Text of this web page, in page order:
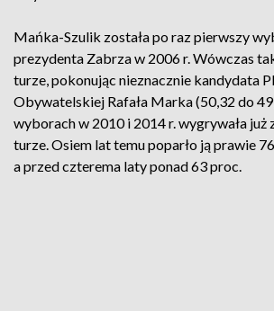
Mańka-Szulik została po raz pierwszy
prezydenta Zabrza w 2006 r. Wówczas
turze, pokonując nieznacznie kandydata
Obywatelskiej Rafała Marka (50,32 do
wyborach w 2010 i 2014 r. wygrywała już
turze. Osiem lat temu poparło ją prawie
a przed czterema laty ponad 63 proc.